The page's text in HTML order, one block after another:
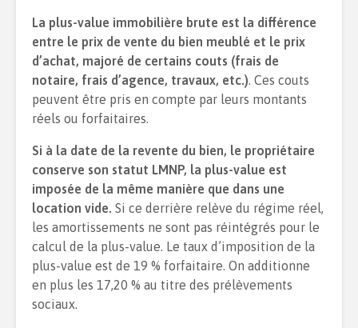
La plus-value immobilière brute est la différence
entre le prix de vente du bien meublé et le prix
d’achat, majoré de certains couts (frais de
notaire, frais d’agence, travaux, etc.). Ces couts
peuvent être pris en compte par leurs montants
réels ou forfaitaires.
Si à la date de la revente du bien, le propriétaire
conserve son statut LMNP, la plus-value est
imposée de la même manière que dans une
location vide. Si ce derrière relève du régime réel,
les amortissements ne sont pas réintégrés pour le
calcul de la plus-value. Le taux d’imposition de la
plus-value est de 19 % forfaitaire. On additionne
en plus les 17,20 % au titre des prélèvements
sociaux.